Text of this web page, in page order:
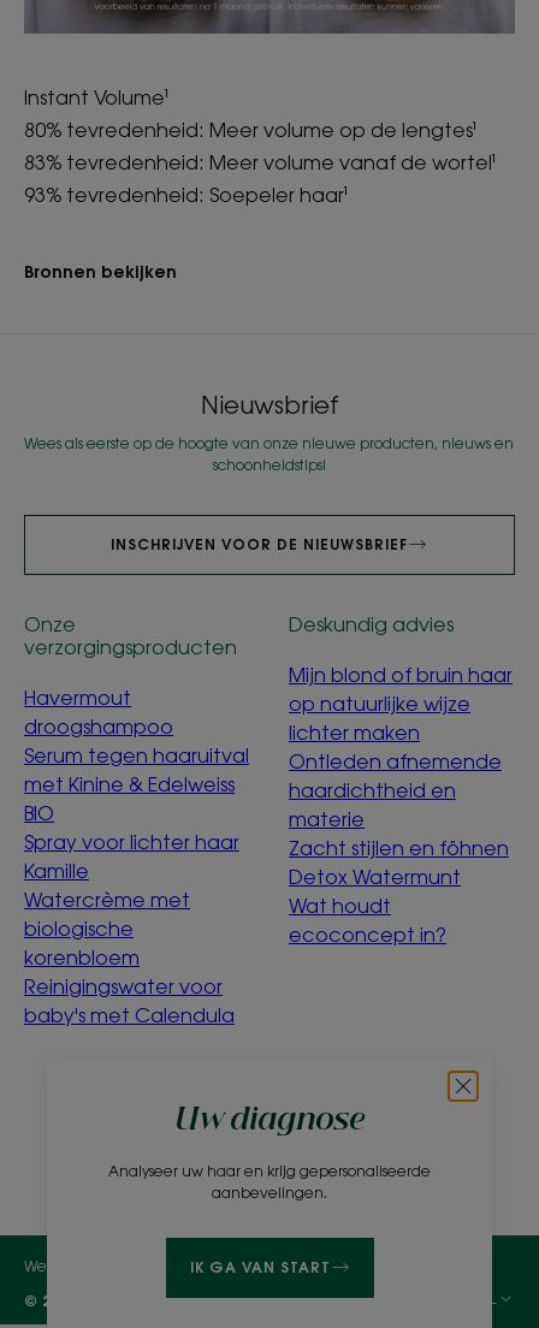
Instant Volume¹
80% tevredenheid: Meer volume op de lengtes¹
83% tevredenheid: Meer volume vanaf de wortel¹
93% tevredenheid: Soepeler haar¹
Bronnen bekijken
Uw diagnose
Analyseer uw haar en krijg gepersonaliseerde
aanbevelingen.
IK GA VAN START
Nieuwsbrief
Wees als eerste op de hoogte van onze nieuwe producten, nieuws en
schoonheidstips!
INSCHRIJVEN VOOR DE NIEUWSBRIEF
Onze
verzorgingsproducten
Havermout
droogshampoo
Serum tegen haaruitval
met Kinine & Edelweiss
BIO
Spray voor lichter haar
Kamille
Watercrème met
biologische
korenbloem
Reinigingswater voor
baby's met Calendula
Deskundig advies
Mijn blond of bruin haar
op natuurlijke wijze
lichter maken
Ontleden afnemende
haardichtheid en
materie
Zacht stijlen en föhnen
Detox Watermunt
Wat houdt
ecoconcept in?
Veelgestelde vragenContact
Wettelijke bepalingen Privacybeleid
Cookie-instellingen
© 2026 KLORANE